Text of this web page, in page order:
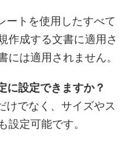
トを使用したすべて
作成する文書に適用さ
には適用されません。
に設定できますか？
けでなく、サイズやス
設定可能です。